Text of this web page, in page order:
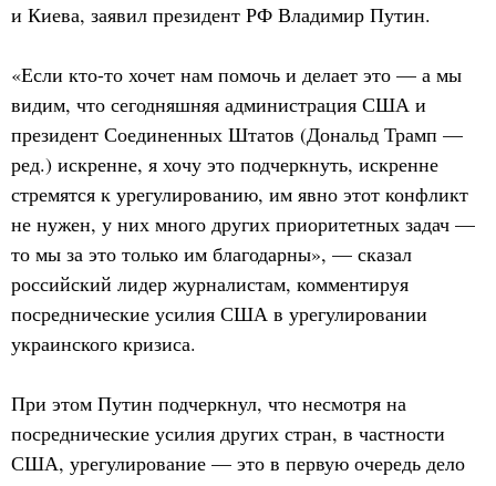
и Киева, заявил президент РФ Владимир Путин.
«Если кто-то хочет нам помочь и делает это — а мы
видим, что сегодняшняя администрация США и
президент Соединенных Штатов (Дональд Трамп —
ред.) искренне, я хочу это подчеркнуть, искренне
стремятся к урегулированию, им явно этот конфликт
не нужен, у них много других приоритетных задач —
то мы за это только им благодарны», — сказал
российский лидер журналистам, комментируя
посреднические усилия США в урегулировании
украинского кризиса.
При этом Путин подчеркнул, что несмотря на
посреднические усилия других стран, в частности
США, урегулирование — это в первую очередь дело